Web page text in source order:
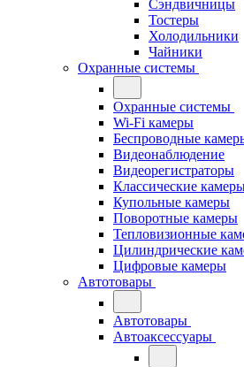
Сэндвичницы
Тостеры
Холодильники
Чайники
Охранные системы
Охранные системы
Wi-Fi камеры
Беспроводные
Видеонаблюдение
Видеорегистраторы
Классические
Купольные камеры
Поворотные камеры
Тепловизионные
Цилиндрические
Цифровые камеры
Автотовары
Автотовары
Автоаксессуары